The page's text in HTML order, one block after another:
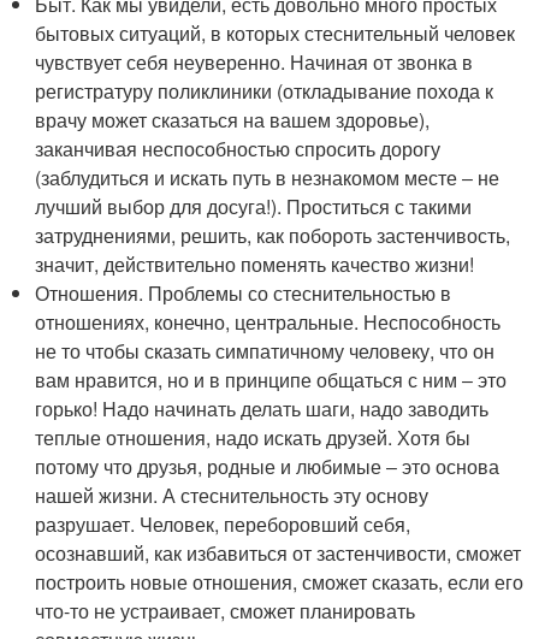
бытовых ситуаций, в которых стеснительный человек
чувствует себя неуверенно. Начиная от звонка в
регистратуру поликлиники (откладывание похода к
врачу может сказаться на вашем здоровье),
заканчивая неспособностью спросить дорогу
(заблудиться и искать путь в незнакомом месте ‒ не
лучший выбор для досуга!). Проститься с такими
затруднениями, решить, как побороть застенчивость,
значит, действительно поменять качество жизни!
Отношения. Проблемы со стеснительностью в
отношениях, конечно, центральные. Неспособность
не то чтобы сказать симпатичному человеку, что он
вам нравится, но и в принципе общаться с ним ‒ это
горько! Надо начинать делать шаги, надо заводить
теплые отношения, надо искать друзей. Хотя бы
потому что друзья, родные и любимые ‒ это основа
нашей жизни. А стеснительность эту основу
разрушает. Человек, переборовший себя,
осознавший, как избавиться от застенчивости, сможет
построить новые отношения, сможет сказать, если его
что-то не устраивает, сможет планировать